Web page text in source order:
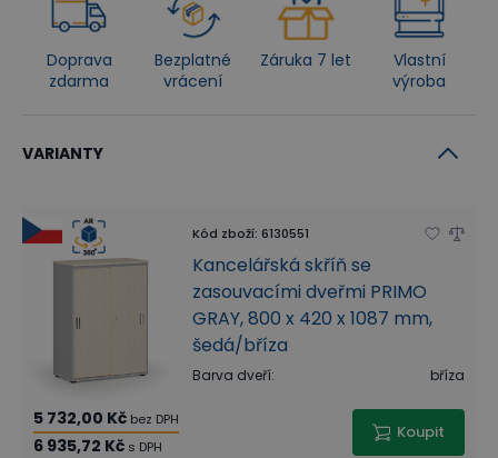
Doprava
zdarma
Bezplatné
vrácení
Záruka 7 let
Vlastní
výroba
VARIANTY
Kód zboží: 6130551
Kancelářská skříň se
zasouvacími dveřmi PRIMO
GRAY, 800 x 420 x 1087 mm,
šedá/bříza
Barva dveří: bříza
5 732,00 Kč bez DPH
6 935,72 Kč s DPH
Koupit